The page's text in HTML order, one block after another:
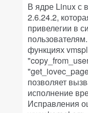
В ядре Linux с
2.6.24.2,
привелегии в
функциях
позволяет
исполнение
Исправления